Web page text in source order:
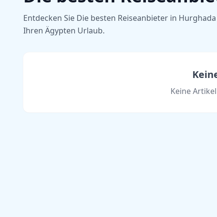
Entdecken Sie Die besten Reiseanbieter in
Ihren Ägypten Urlaub.
Keine